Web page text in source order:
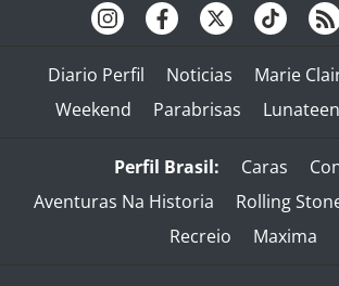
Diario Perfil Noticias Marie
Weekend
Parabrisas Lunateen
Perfil Brasil: Caras
Aventuras Na Historia
Rolling
Recreio
Maxima